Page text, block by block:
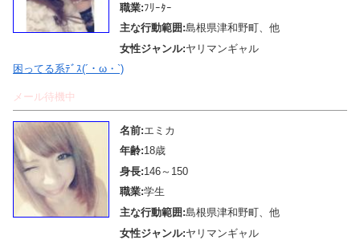
職業:ﾌﾘｰﾀｰ
主な行動範囲:島根県津和野町、他
女性ジャンル:ヤリマンギャル
困ってる系ﾃﾞｽ(´・ω・`)
メール待機中
名前:エミカ
年齢:18歳
身長:146～150
職業:学生
主な行動範囲:島根県津和野町、他
女性ジャンル:ヤリマンギャル